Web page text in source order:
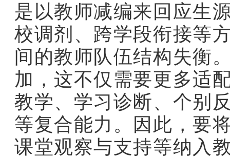
是以教师减编来回应生
校调剂、跨学段衔接等
间的教师队伍结构失衡
加，这不仅需要更多适
教学、学习诊断、个别
等复合能力。因此，要
课堂观察与支持等纳入